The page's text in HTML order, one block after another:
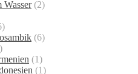
Wasser(2)
(6)
(1)
(1)